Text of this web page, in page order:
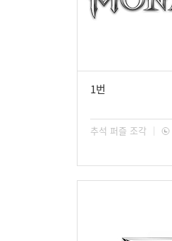
1번
추석 퍼즐 조각